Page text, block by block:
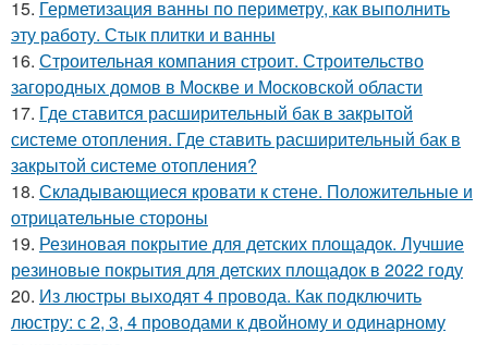
15. Герметизация ванны по периметру, как выполнить
эту работу. Стык плитки и ванны
16. Строительная компания строит. Строительство
загородных домов в Москве и Московской области
17. Где ставится расширительный бак в закрытой
системе отопления. Где ставить расширительный бак в
закрытой системе отопления?
18. Складывающиеся кровати к стене. Положительные и
отрицательные стороны
19. Резиновая покрытие для детских площадок. Лучшие
резиновые покрытия для детских площадок в 2022 году
20. Из люстры выходят 4 провода. Как подключить
люстру: с 2, 3, 4 проводами к двойному и одинарному